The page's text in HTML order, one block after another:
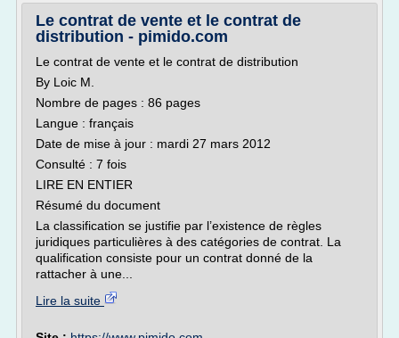
Le contrat de vente et le contrat de
distribution - pimido.com
Le contrat de vente et le contrat de distribution
By Loic M.
Nombre de pages : 86 pages
Langue : français
Date de mise à jour : mardi 27 mars 2012
Consulté : 7 fois
LIRE EN ENTIER
Résumé du document
La classification se justifie par l’existence de règles
juridiques particulières à des catégories de contrat. La
qualification consiste pour un contrat donné de la
rattacher à une...
Lire la suite